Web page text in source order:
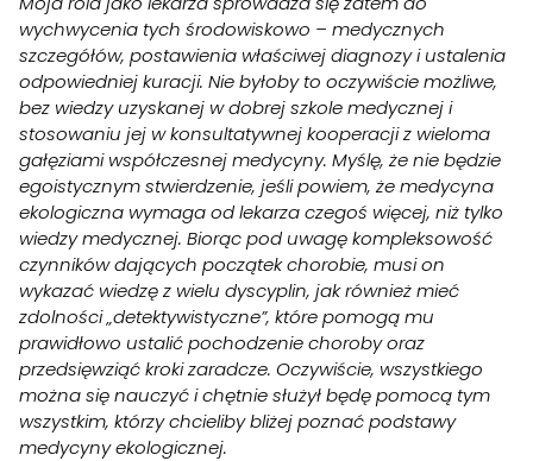
wychwycenia tych środowiskowo – medycznych
szczegółów, postawienia właściwej diagnozy i ustalenia
odpowiedniej kuracji. Nie byłoby to oczywiście możliwe,
bez wiedzy uzyskanej w dobrej szkole medycznej i
stosowaniu jej w konsultatywnej kooperacji z wieloma
gałęziami współczesnej medycyny. Myślę, że nie będzie
egoistycznym stwierdzenie, jeśli powiem, że medycyna
ekologiczna wymaga od lekarza czegoś więcej, niż tylko
wiedzy medycznej. Biorąc pod uwagę kompleksowość
czynników dających początek chorobie, musi on
wykazać wiedzę z wielu dyscyplin, jak również mieć
zdolności „detektywistyczne”, które pomogą mu
prawidłowo ustalić pochodzenie choroby oraz
przedsięwziąć kroki zaradcze. Oczywiście, wszystkiego
można się nauczyć i chętnie służył będę pomocą tym
wszystkim, którzy chcieliby bliżej poznać podstawy
medycyny ekologicznej.